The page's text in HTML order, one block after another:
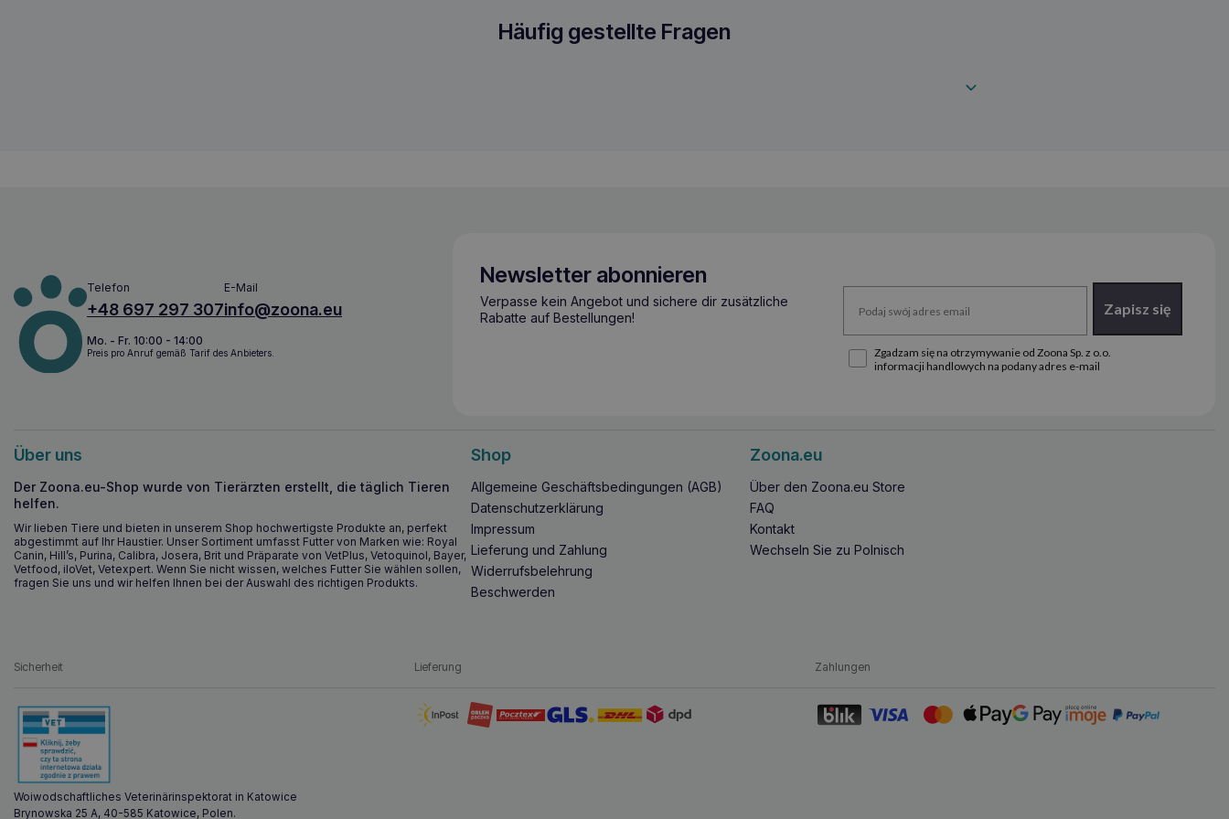
Amiplay Discovery BeHappy verstellbares Geschirr L Wassermelone
Häufig gestellte Fragen
Telefon
+48 697 297 307
E-Mail
info@zoona.eu
Mo. - Fr. 10:00 - 14:00
Preis pro Anruf gemäß Tarif des Anbieters.
Newsletter abonnieren
Verpasse kein Angebot und sichere dir zusätzliche
Rabatte auf Bestellungen!
Zapisz się
Zgadzam się na otrzymywanie od Zoona Sp. z o.o.
informacji handlowych na podany adres e-mail
Über uns
Der Zoona.eu-Shop wurde von Tierärzten erstellt, die täglich Tieren
helfen.
Wir lieben Tiere und bieten in unserem Shop hochwertigste Produkte an, perfekt
abgestimmt auf Ihr Haustier. Unser Sortiment umfasst Futter von Marken wie: Royal
Canin, Hill’s, Purina, Calibra, Josera, Brit und Präparate von VetPlus, Vetoquinol, Bayer,
Vetfood, iloVet, Vetexpert. Wenn Sie nicht wissen, welches Futter Sie wählen sollen,
fragen Sie uns und wir helfen Ihnen bei der Auswahl des richtigen Produkts.
Shop
Allgemeine Geschäftsbedingungen (AGB)
Datenschutzerklärung
Impressum
Lieferung und Zahlung
Widerrufsbelehrung
Beschwerden
Zoona.eu
Über den Zoona.eu Store
FAQ
Kontakt
Wechseln Sie zu Polnisch
Sicherheit
Woiwodschaftliches Veterinärinspektorat in Katowice
Brynowska 25 A, 40-585 Katowice, Polen.
Lieferung Zahlungen